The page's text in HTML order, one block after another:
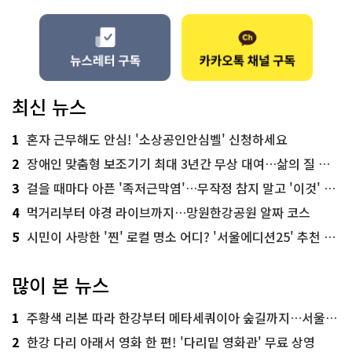
최신 뉴스
1 혼자 근무해도 안심! '소상공인안심벨' 신청하세요
2 장애인 맞춤형 보조기기 최대 3년간 무상 대여…삶의 질 높인다
3 걸을 때마다 아픈 '족저근막염'…무작정 참지 말고 '이것' 해보세요!
4 먹거리부터 야경 라이브까지…망원한강공원 알짜 코스
5 시민이 사랑한 '찐' 로컬 명소 어디? '서울에디션25' 추천 코스
많이 본 뉴스
1 주황색 리본 따라 한강부터 메타세쿼이아 숲길까지…서울둘레길 15코스
2 한강 다리 아래서 영화 한 편! '다리밑 영화관' 무료 상영